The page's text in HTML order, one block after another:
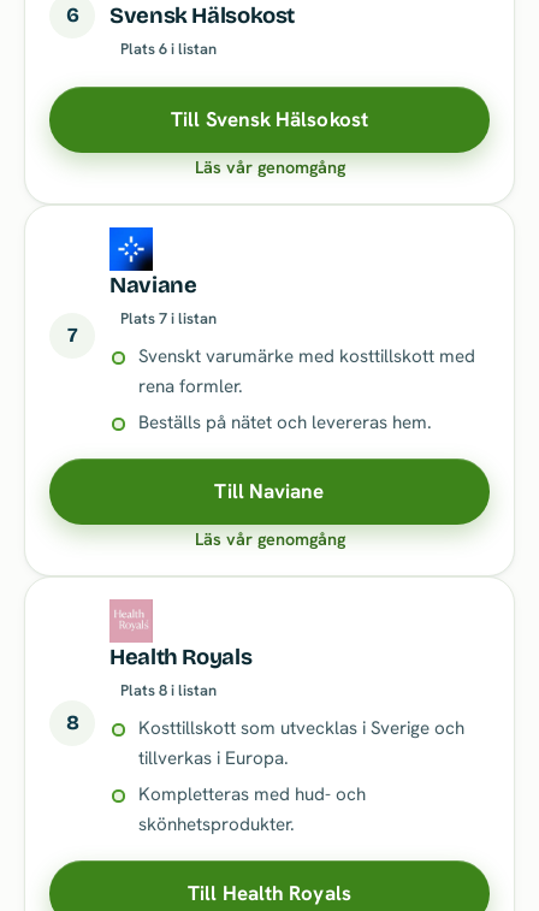
6 Svensk Hälsokost
Plats 6 i listan
Till Svensk Hälsokost
Läs vår genomgång
7
Naviane
Plats 7 i listan
Svenskt varumärke med kosttillskott med
rena formler.
Beställs på nätet och levereras hem.
Till Naviane
Läs vår genomgång
8
Health Royals
Plats 8 i listan
Kosttillskott som utvecklas i Sverige och
tillverkas i Europa.
Kompletteras med hud- och
skönhetsprodukter.
Till Health Royals